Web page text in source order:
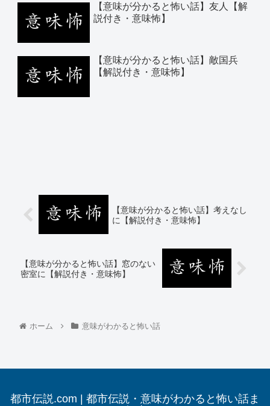
【意味が分かると怖い話】友人【解
説付き・意味怖】
【意味が分かると怖い話】敵国兵
【解説付き・意味怖】
【意味が分かると怖い話】考えなし
に【解説付き・意味怖】
【意味が分かると怖い話】窓のない
密室に【解説付き・意味怖】
ホーム 意味がわかると怖い話
都市伝説.com | 都市伝説・意味がわかると怖い話ま